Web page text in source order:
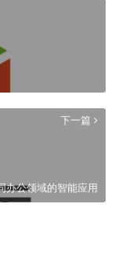
下一篇
办公领域的智能应用